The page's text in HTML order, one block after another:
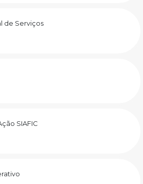
de Serviços
SIAFIC